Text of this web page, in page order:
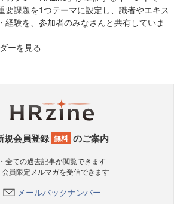
要課題を1つテーマに設定し、識者やエキス
経験を、参加者のみなさんと共有していま
ーを見る
規会員登録 無料 のご案内
・全ての過去記事が閲覧できます
会員限定メルマガを受信できます
メールバックナンバー